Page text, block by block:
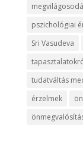
pszichológiai
Sri Vasudeva
tudatváltás
érzelmek